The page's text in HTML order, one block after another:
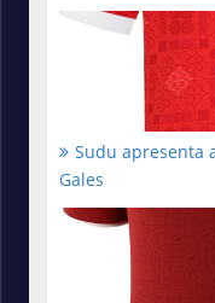
Sudu apresenta
Gales